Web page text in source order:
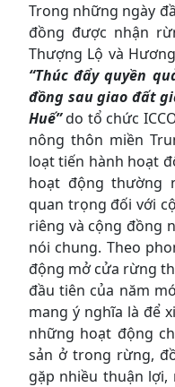
Trong những ngày
đồng được nhận
Thượng Lộ và
“Thúc đẩy quyền
đồng sau giao đất
Huế”do tổ chức
nông thôn miền
loạt tiến hành hoạt
hoạt động thường
quan trọng đối với
riêng và cộng đồng
nói chung. Theo
động mở cửa rừng
đầu tiên của năm
mang ý nghĩa là để
những hoạt động
sản ở trong rừng,
gặp nhiều thuận lợi,